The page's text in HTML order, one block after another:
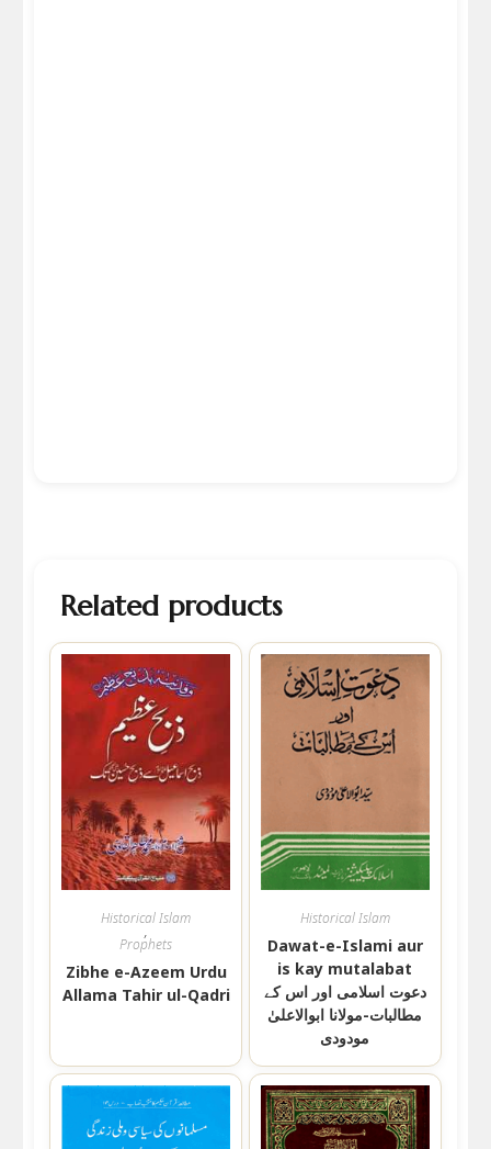
Related products
Historical Islam
,
Prophets
Zibhe e-Azeem Urdu
Allama Tahir ul-Qadri
Historical Islam
Dawat-e-Islami aur
is kay mutalabat
دعوت اسلامی اور اس کے
مطالبات-مولانا ابوالاعلیٰ
مودودی